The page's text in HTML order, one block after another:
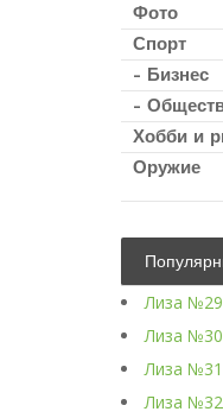
Фото
Спорт
- Бизнес
-
Хобби и
Оружие
Лиза
Лиза
Лиза
Лиза